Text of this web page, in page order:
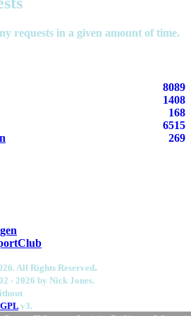
requests in a given amount of time.
8089
1408
168
6515
269
All Rights Reserved.
- 2026 by Nick Jones.
v3.